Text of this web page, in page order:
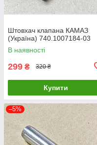
Штовхач клапана КАМАЗ
(Україна) 740.1007184-03
В наявності
299 ₴ 320 ₴
Купити
–5%